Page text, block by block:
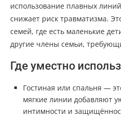
использование плавных
снижает риск травматизма.
семей, где есть маленькие
другие члены семьи,
Где уместно
Гостиная или спальня —
мягкие линии добавляют
интимности и